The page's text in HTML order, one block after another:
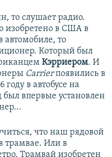
то слушает радио.
изобретено в США в
автомобиле, то
Который был
Кэрриером. И
Carrierпоявились в
году в автобусе на
впервые установлен
что наш рядовой
трамвае. Или в
Трамвай изобретен